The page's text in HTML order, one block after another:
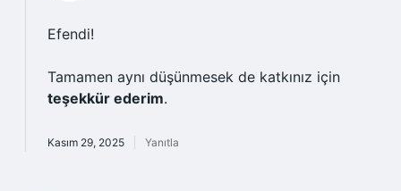
Efendi!
Tamamen aynı düşünmesek de katkınız için
teşekkür ederim.
Kasım 29, 2025 Yanıtla